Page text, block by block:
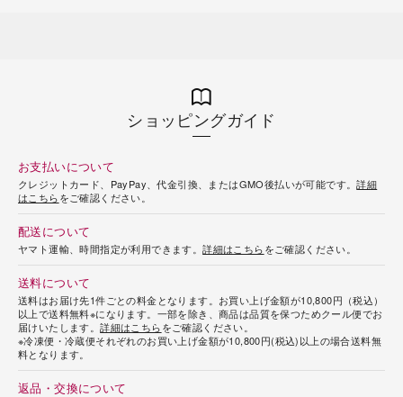
ショッピングガイド
お支払いについて
クレジットカード、PayPay、代金引換、またはGMO後払いが可能です。詳細
はこちらをご確認ください。
配送について
ヤマト運輸、時間指定が利用できます。詳細はこちらをご確認ください。
送料について
送料はお届け先1件ごとの料金となります。お買い上げ金額が10,800円（税込）
以上で送料無料※になります。一部を除き、商品は品質を保つためクール便でお
届けいたします。詳細はこちらをご確認ください。
※冷凍便・冷蔵便それぞれのお買い上げ金額が10,800円(税込)以上の場合送料無
料となります。
返品・交換について